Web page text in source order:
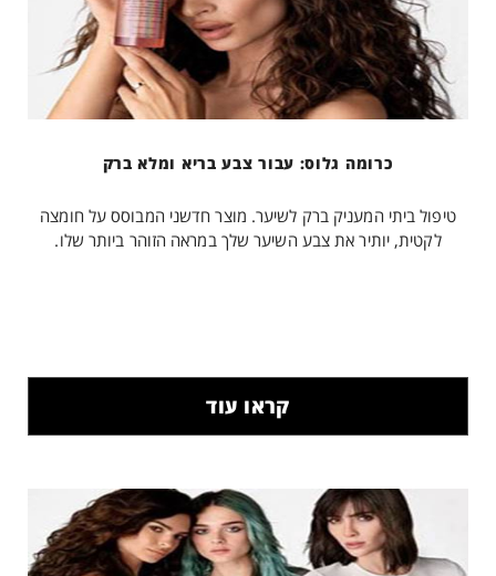
כרומה גלוס: עבור צבע בריא ומלא ברק
טיפול ביתי המעניק ברק לשיער. מוצר חדשני המבוסס על חומצה
לקטית, יותיר את צבע השיער שלך במראה הזוהר ביותר שלו.
קראו עוד